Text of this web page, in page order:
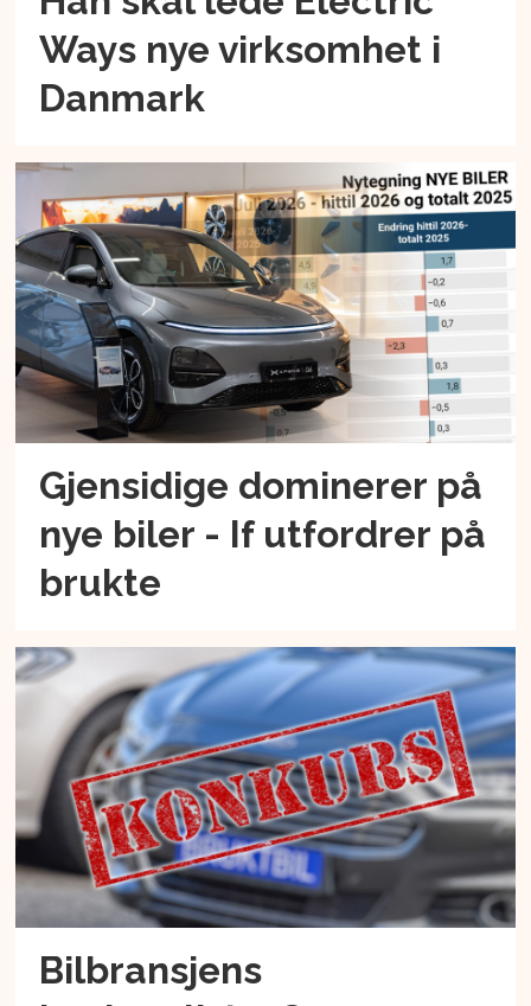
Ways nye virksomhet i
Danmark
Gjensidige dominerer på
nye biler - If utfordrer på
brukte
Bilbransjens